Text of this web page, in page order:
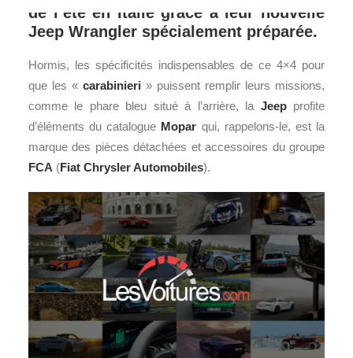
de l’été en Italie grâce à leur nouvelle
Jeep Wrangler spécialement préparée.
Hormis, les spécificités indispensables de ce 4×4 pour
que les « carabinieri » puissent remplir leurs missions,
comme le phare bleu situé à l’arrière, la Jeepprofite
d’éléments du catalogue Mopar qui, rappelons-le, est la
marque des pièces détachées et accessoires du groupe
FCA (Fiat Chrysler Automobiles).